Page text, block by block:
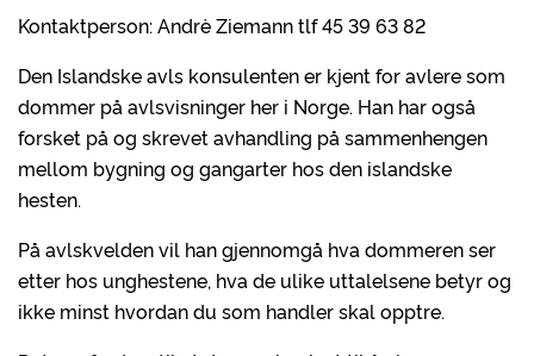
Kontaktperson: Andrè Ziemann tlf 45 39 63 82
Den Islandske avls konsulenten er kjent for avlere som
dommer på avlsvisninger her i Norge. Han har også
forsket på og skrevet avhandling på sammenhengen
mellom bygning og gangarter hos den islandske
hesten.
På avlskvelden vil han gjennomgå hva dommeren ser
etter hos unghestene, hva de ulike uttalelsene betyr og
ikke minst hvordan du som handler skal opptre.